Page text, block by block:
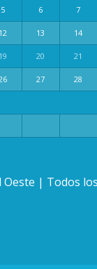
5 6 7
12 13 14
19 20 21
27 28
| Todos